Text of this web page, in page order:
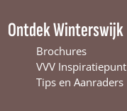
e
T
u
b
e
t
a
g
r
Ontdek Winterswijk
Brochures
VVV Inspiratiepunt
Tips en Aanraders